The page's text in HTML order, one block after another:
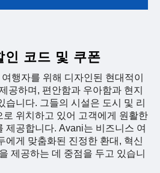
코드 및 쿠폰
행자를 위해 디자인된 현대적이
공하며, 편안함과 우아함과 현지
습니다. 그들의 시설은 도시 및 리
위치하고 있어 고객에게 원활한
제공합니다. Avani는 비즈니스 여
에게 맞춤화된 진정한 환대, 혁신
제공하는 데 중점을 두고 있습니